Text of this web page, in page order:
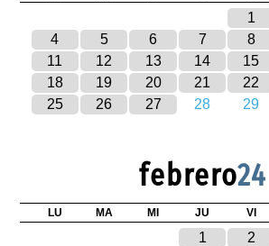
1
4
5 6 7 8
11
12 13 14 15
18
19 20 21 22
25
26 27 28 29
febrero24
LU MA MI JU VI
1 2